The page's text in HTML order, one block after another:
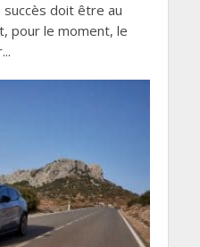
doit être au
pour le moment, le